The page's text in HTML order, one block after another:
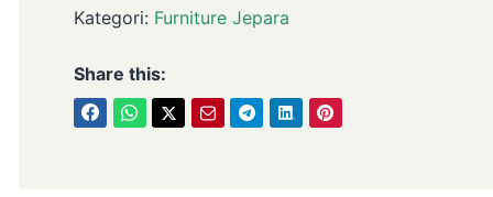
Kategori: Furniture Jepara
Share this: